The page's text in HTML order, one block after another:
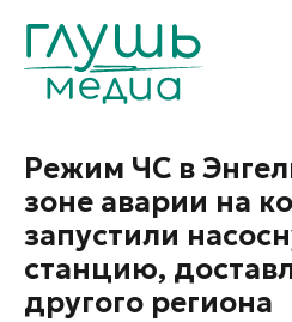
Режим ЧС в
зоне аварии на
запустили
станцию,
другого региона